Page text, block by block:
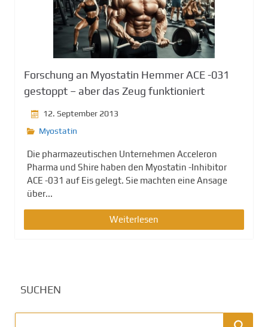
Forschung an Myostatin Hemmer ACE -031
gestoppt – aber das Zeug funktioniert
12. September 2013
Myostatin
Die pharmazeutischen Unternehmen Acceleron
Pharma und Shire haben den Myostatin -Inhibitor
ACE -031 auf Eis gelegt. Sie machten eine Ansage
über...
Weiterlesen
SUCHEN